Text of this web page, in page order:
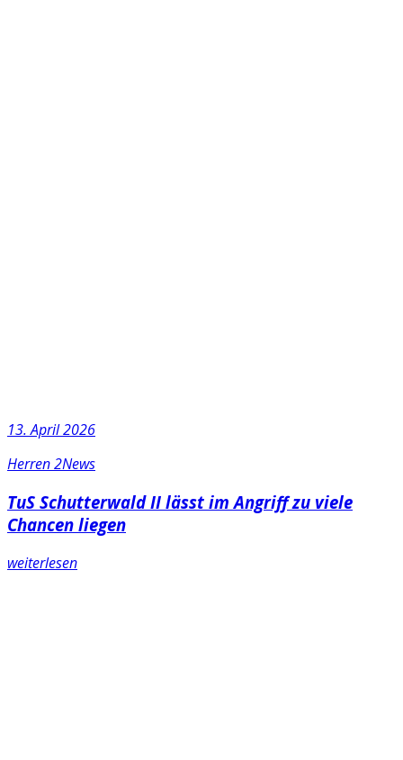
13. April 2026
Herren 2News
TuS Schutterwald II lässt im Angriff zu viele
Chancen liegen
weiterlesen